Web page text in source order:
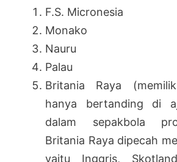
F.S. Micronesia
Monako
Nauru
Palau
Britania Raya
hanya bertanding di
dalam sepakbola
Britania Raya dipecah
yaitu Inggris,